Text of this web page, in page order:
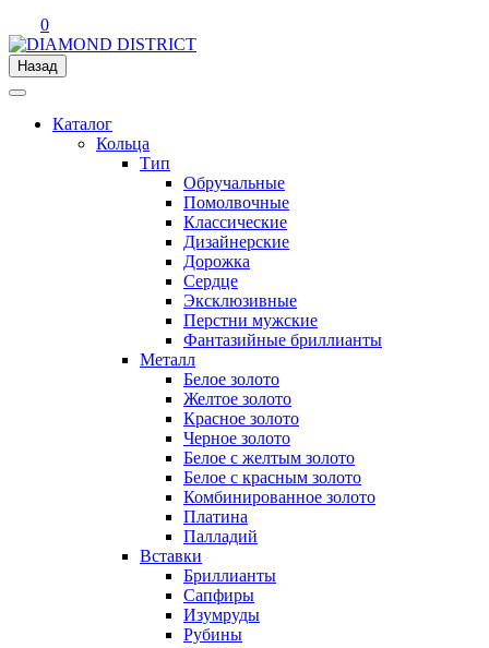
0
Назад
Каталог
Кольца
Тип
Обручальные
Помолвочные
Классические
Дизайнерские
Дорожка
Сердце
Эксклюзивные
Перстни мужские
Фантазийные бриллианты
Металл
Белое золото
Желтое золото
Красное золото
Черное золото
Белое с желтым золото
Белое с красным золото
Комбинированное золото
Платина
Палладий
Вставки
Бриллианты
Сапфиры
Изумруды
Рубины